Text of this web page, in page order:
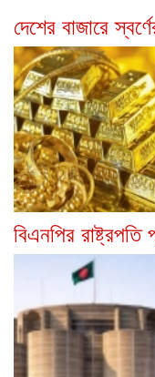
দেশের বাজারে
বিএনপির রাষ্ট্রপতি